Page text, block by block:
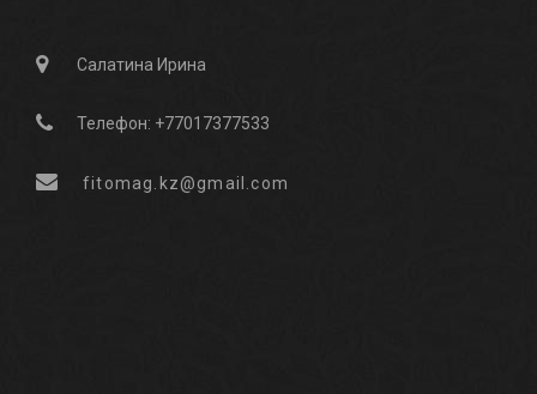
Салатина Ирина
Телефон: +77017377533
fitomag.kz@gmail.com